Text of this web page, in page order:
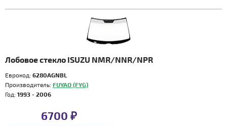
Лобовое стекло ISUZU NMR/NNR/NPR
Еврокод: 6280AGNBL
Производитель: FUYAO (FYG)
Год: 1993 - 2006
6700 ₽